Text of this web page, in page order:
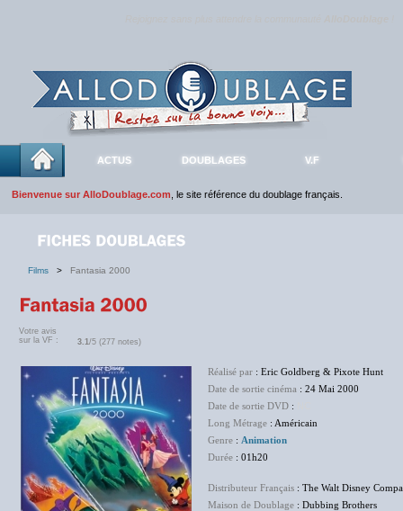
ACTUS DOUBLAGES V.F
Bienvenue sur AlloDoublage.com , le site référence du doublage français.
Films > Fantasia 2000
Votre avis
sur la VF :
3.1/5 (277 notes)
Réalisé par : Eric Goldberg & Pixote Hunt
Date de sortie cinéma : 24 Mai 2000
Date de sortie DVD :
Long Métrage : Américain
Genre : Animation
Durée : 01h20
Distributeur Français : The Walt Disney
Maison de Doublage : Dubbing Brothers